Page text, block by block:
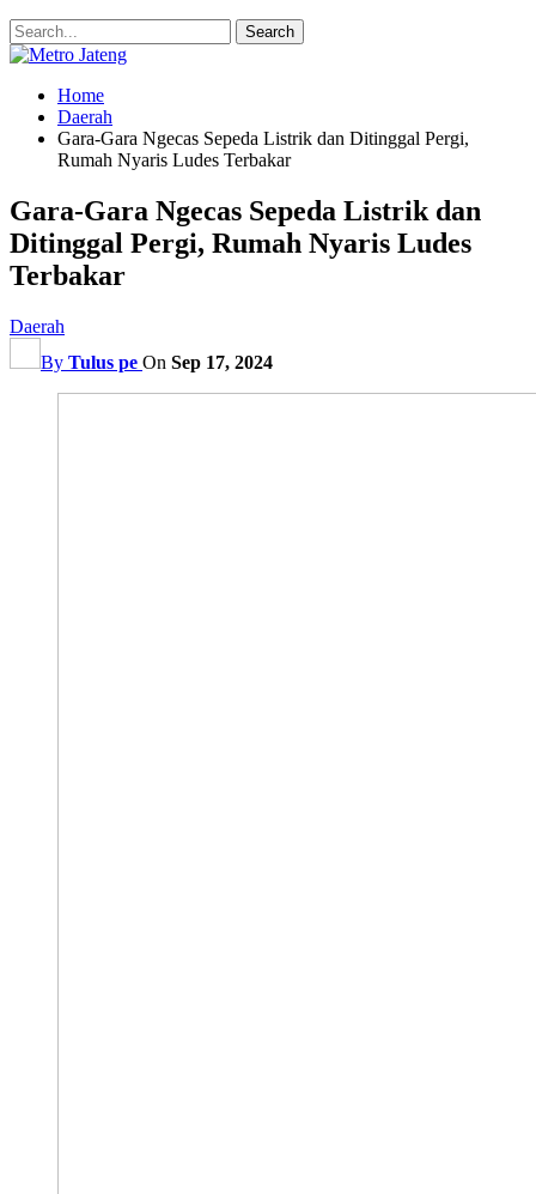
Home
Daerah
Gara-Gara Ngecas Sepeda Listrik dan Ditinggal Pergi,
Rumah Nyaris Ludes Terbakar
Gara-Gara Ngecas Sepeda Listrik dan
Ditinggal Pergi, Rumah Nyaris Ludes
Terbakar
Daerah
By Tulus pe On Sep 17, 2024